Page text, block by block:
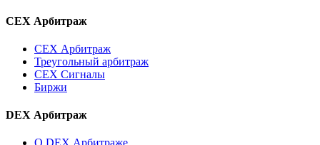
CEX Арбитраж
CEX Арбитраж
Треугольный арбитраж
CEX Сигналы
Биржи
DEX Арбитраж